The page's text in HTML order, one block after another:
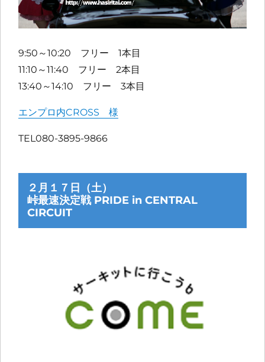
9:50～10:20 フリー 1本目
11:10～11:40 フリー 2本目
13:40～14:10 フリー 3本目
エンプロ内CROSS 様
TEL080-3895-9866
２月１７日（土）
峠最速決定戦 PRIDE in CENTRAL
CIRCUIT